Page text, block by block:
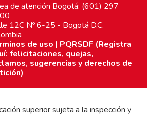
de atención Bogotá: (601) 297
12C Nº 6-25 - Bogotá D.C.
de uso | PQRSDF (Registra
felicitaciones, quejas,
sugerencias y derechos de
superior sujeta a la inspección y